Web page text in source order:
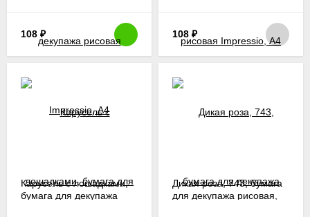
108 ₽ 108 ₽
Карусель с лошадками,
бумага для декупажа
Дикая роза, 743, бумага
для декупажа рисовая,